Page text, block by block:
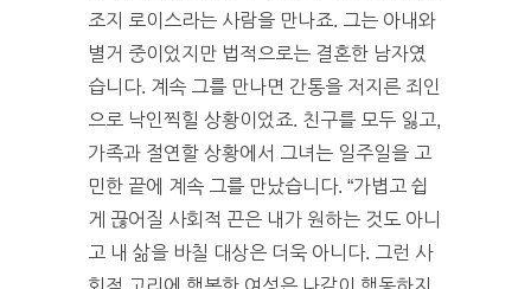
조지 로이스라는 사람을 만나죠. 그는 아내와
별거 중이었지만 법적으로는 결혼한 남자였
습니다. 계속 그를 만나면 간통을 저지른 죄인
으로 낙인찍힐 상황이었죠. 친구를 모두 잃고,
가족과 절연할 상황에서 그녀는 일주일을 고
민한 끝에 계속 그를 만났습니다. “가볍고 쉽
게 끊어질 사회적 끈은 내가 원하는 것도 아니
고 내 삶을 바칠 대상은 더욱 아니다. 그런 사